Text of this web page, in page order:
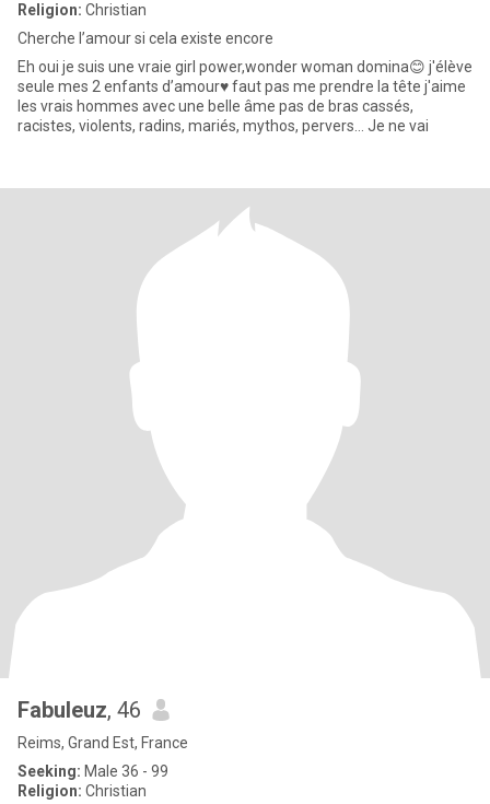
Religion: Christian
Cherche l’amour si cela existe encore
Eh oui je suis une vraie girl power,wonder woman domina😊 j'élève
seule mes 2 enfants d’amour♥️ faut pas me prendre la tête j'aime
les vrais hommes avec une belle âme pas de bras cassés,
racistes, violents, radins, mariés, mythos, pervers… Je ne vai
Fabuleuz, 46
Reims, Grand Est, France
Seeking: Male 36 - 99
Religion: Christian